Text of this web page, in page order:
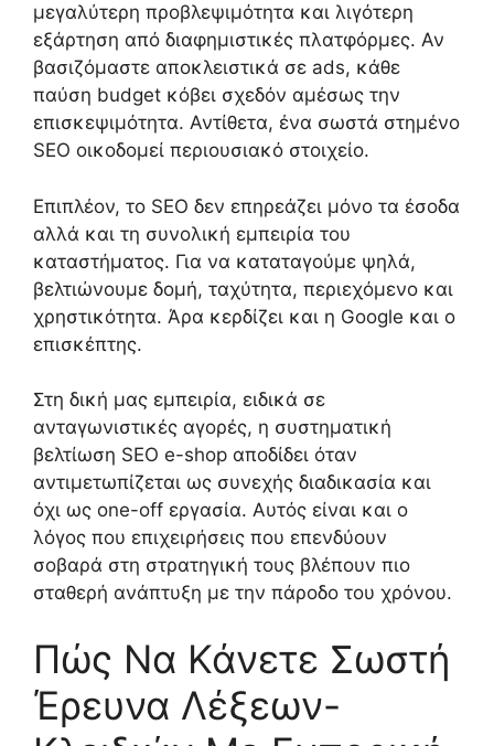
μεγαλύτερη προβλεψιμότητα και λιγότερη
εξάρτηση από διαφημιστικές πλατφόρμες. Αν
βασιζόμαστε αποκλειστικά σε ads, κάθε
παύση budget κόβει σχεδόν αμέσως την
επισκεψιμότητα. Αντίθετα, ένα σωστά στημένο
SEO οικοδομεί περιουσιακό στοιχείο.
Επιπλέον, το SEO δεν επηρεάζει μόνο τα έσοδα
αλλά και τη συνολική εμπειρία του
καταστήματος. Για να καταταγούμε ψηλά,
βελτιώνουμε δομή, ταχύτητα, περιεχόμενο και
χρηστικότητα. Άρα κερδίζει και η Google και ο
επισκέπτης.
Στη δική μας εμπειρία, ειδικά σε
ανταγωνιστικές αγορές, η συστηματική
βελτίωση SEO e-shop αποδίδει όταν
αντιμετωπίζεται ως συνεχής διαδικασία και
όχι ως one-off εργασία. Αυτός είναι και ο
λόγος που επιχειρήσεις που επενδύουν
σοβαρά στη στρατηγική τους βλέπουν πιο
σταθερή ανάπτυξη με την πάροδο του χρόνου.
Πώς Να Κάνετε Σωστή
Έρευνα Λέξεων-